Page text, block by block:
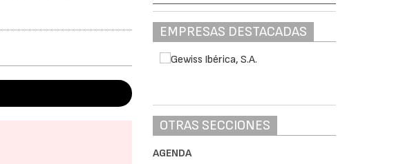
EMPRESAS DESTACADAS
OTRAS SECCIONES
AGENDA